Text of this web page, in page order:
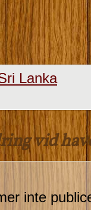
Lanka
vid
inte